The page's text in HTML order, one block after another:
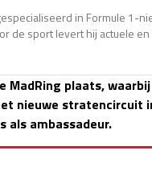
in Formule 1-
de sport levert hij actuele
MadRing plaats,
nieuwe stratencircuit
als ambassadeur.